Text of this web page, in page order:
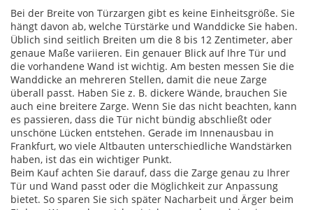
Bei der Breite von Türzargen gibt es keine Einheitsgröße. Sie
hängt davon ab, welche Türstärke und Wanddicke Sie haben.
Üblich sind seitlich Breiten um die 8 bis 12 Zentimeter, aber
genaue Maße variieren. Ein genauer Blick auf Ihre Tür und
die vorhandene Wand ist wichtig. Am besten messen Sie die
Wanddicke an mehreren Stellen, damit die neue Zarge
überall passt. Haben Sie z. B. dickere Wände, brauchen Sie
auch eine breitere Zarge. Wenn Sie das nicht beachten, kann
es passieren, dass die Tür nicht bündig abschließt oder
unschöne Lücken entstehen. Gerade im Innenausbau in
Frankfurt, wo viele Altbauten unterschiedliche Wandstärken
haben, ist das ein wichtiger Punkt.
Beim Kauf achten Sie darauf, dass die Zarge genau zu Ihrer
Tür und Wand passt oder die Möglichkeit zur Anpassung
bietet. So sparen Sie sich später Nacharbeit und Ärger beim